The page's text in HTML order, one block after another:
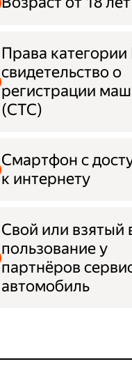
Права категории
свидетельство о
регистрации
(СТС)
Смартфон с
к интернету
Свой или взятый
пользование у
партнёров
автомобиль